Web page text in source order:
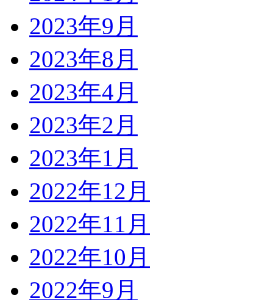
2023年9月
2023年8月
2023年4月
2023年2月
2023年1月
2022年12月
2022年11月
2022年10月
2022年9月